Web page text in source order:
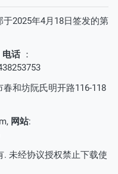
2025年4月18日签发的第
电话 ：
春和坊阮氏明开路116-118
, 网站:
未经协议授权禁止下载使